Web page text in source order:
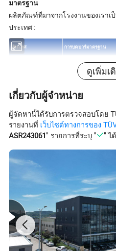
มาตรฐาน
ผลิตภัณฑ์ที่มาจากโรงงานของเราเ
ประเทศ :
ประเทศ การบดบาร์มาตรฐาน
Yb/T 4001.1-2019
ANSI NAAMM MBG
สหรัฐอาหรับเอมิเรตส์ BS 4592-1987
ยุโรป EN 1090
ดูเพิ่มเ
เกี่ยวกับผู้จำหน่าย
ผู้จัดหานี้ได้รับการตรวจสอบโดย
รายงานที่ เว็บไซต์ทางการของ
ASR243061" รายการที่ระบุ " " ไ